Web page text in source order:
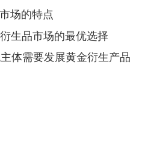
场的特点
生品市场的最优选择
体需要发展黄金衍生产品